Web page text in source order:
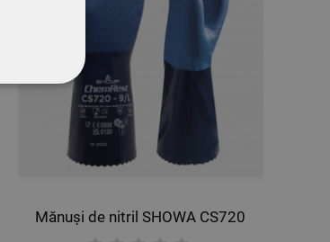
Mănuși de nitril SHOWA CS720